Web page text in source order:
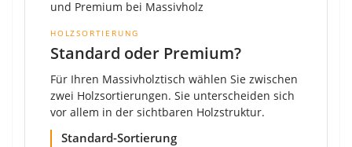
HOLZSORTIERUNG
Standard oder Premium?
Für Ihren Massivholztisch wählen Sie zwischen
zwei Holzsortierungen. Sie unterscheiden sich
vor allem in der sichtbaren Holzstruktur.
Standard-Sortierung